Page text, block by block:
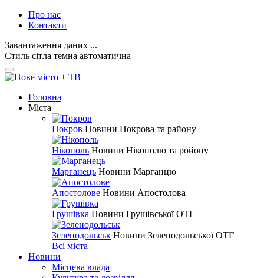
Про нас
Контакти
Завантаження даних ...
Стиль сітла темна автоматична
Головна
Міста
Покров Новини Покрова та району
Нікополь Новини Нікополю та ройону
Марганець Новини Марганцю
Апостолове Новини Апостолова
Грушівка Новини Грушівської ОТГ
Зеленодольськ Новини Зеленодольської ОТГ
Всі міста
Новини
Місцева влада